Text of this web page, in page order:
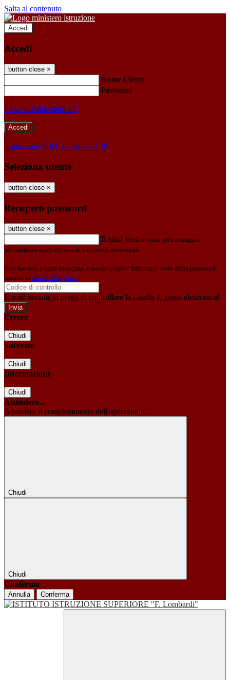
Salta al contenuto
Accedi
Accedi
button close ×
Nome Utente
Password
Password dimenticata?
-
Entra con SPID Entra con CIE
Seleziona utente
button close ×
Recupero password
button close ×
E-mail Verrà inviato un messaggio
all'indirizzo indicato con le istruzioni necessarie.
Non hai una e-mail associata al nome utente? Effettua il reset della password
tramite la Login Spaggiari
E-mail inviata, si prega di controllare la casella di posta elettronica!
Errore
Chiudi
Successo
Chiudi
Informazione
Chiudi
Attendere...
Attendere il completamento dell'operazione...
Chiudi
Chiudi
Conferma
Annulla Conferma